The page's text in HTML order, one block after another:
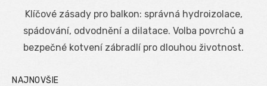
Klíčové zásady pro balkon: správná hydroizolace,
spádování, odvodnění a dilatace. Volba povrchů a
bezpečné kotvení zábradlí pro dlouhou životnost.
NAJNOVŠIE